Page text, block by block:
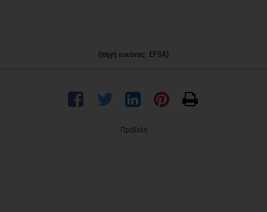
(πηγή εικόνας: EFSA)
Προβολή